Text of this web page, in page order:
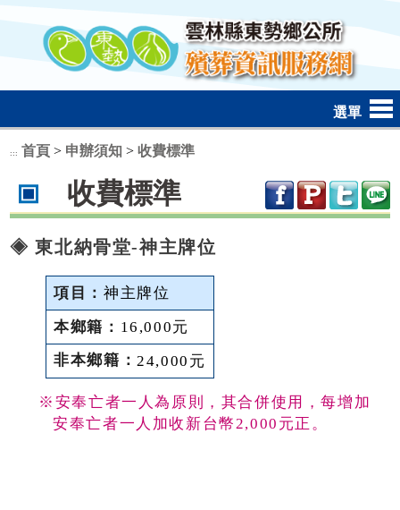
跳到主要內容區塊
選單
::: 首頁 > 申辦須知 >收費標準
收費標準
◈ 東北納骨堂-神主牌位
神主牌位
16,000元
24,000元
※安奉亡者一人為原則，其合併使用，每增加
安奉亡者一人加收新台幣2,000元正。